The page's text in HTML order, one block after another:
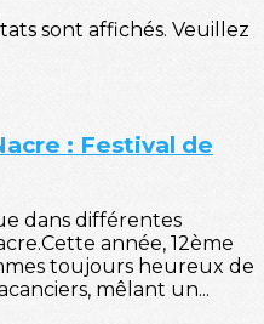
sont affichés. Veuillez
: Festival de
dans différentes
année, 12ème
toujours heureux de
mêlant un...